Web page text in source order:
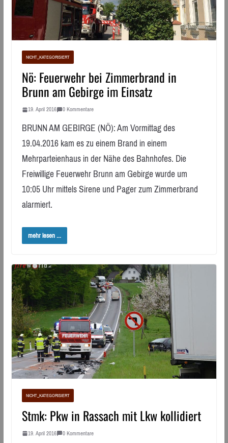
NICHT_KATEGORISIERT
Nö: Feuerwehr bei Zimmerbrand in
Brunn am Gebirge im Einsatz
19. April 2016 0 Kommentare
BRUNN AM GEBIRGE (NÖ): Am Vormittag des
19.04.2016 kam es zu einem Brand in einem
Mehrparteienhaus in der Nähe des Bahnhofes. Die
Freiwillige Feuerwehr Brunn am Gebirge wurde um
10:05 Uhr mittels Sirene und Pager zum Zimmerbrand
alarmiert.
mehr lesen ...
NICHT_KATEGORISIERT
Stmk: Pkw in Rassach mit Lkw kollidiert
19. April 2016 0 Kommentare